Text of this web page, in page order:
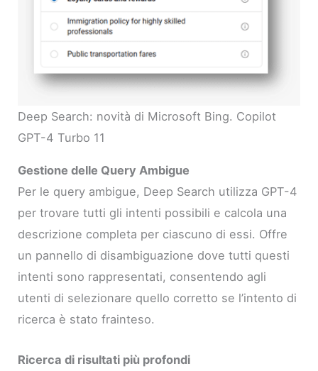
Deep Search: novità di Microsoft Bing. Copilot
GPT-4 Turbo 11
Gestione delle Query Ambigue
Per le query ambigue, Deep Search utilizza GPT-4
per trovare tutti gli intenti possibili e calcola una
descrizione completa per ciascuno di essi. Offre
un pannello di disambiguazione dove tutti questi
intenti sono rappresentati, consentendo agli
utenti di selezionare quello corretto se l’intento di
ricerca è stato frainteso.
Ricerca di risultati più profondi